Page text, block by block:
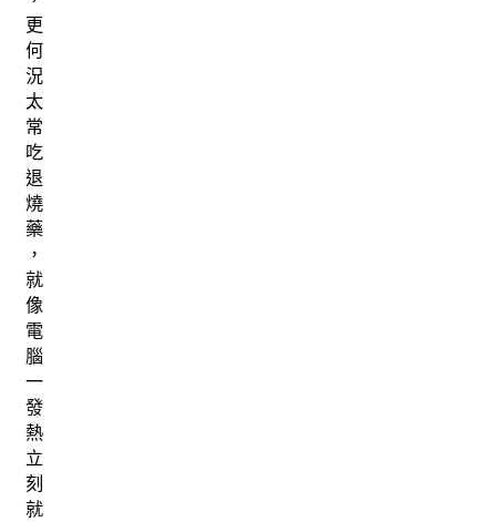
更
何
況
太
常
吃
退
燒
藥
，
就
像
電
腦
一
發
熱
立
刻
就